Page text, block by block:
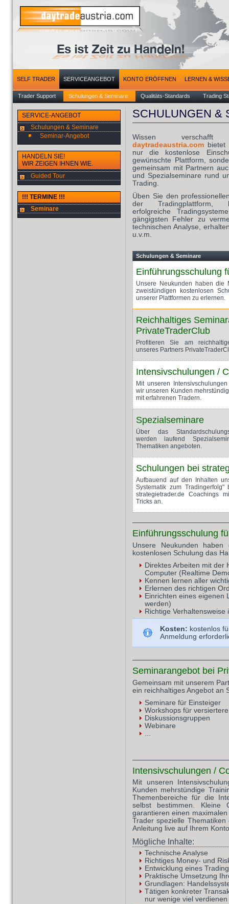
SELF TRADER SERVICEANGEBOT KONTO ERÖFFNEN LERNEN &
Trader Support Schulungen & Seminare Qualitäts-Standards Trading
SERVICE-ANGEBOT
Schulungen & Seminare
Seminar-Angebot
HANDELN SIE!
WIR ZEIGEN IHNEN WIE.
Guided Tour
!!! TERMINE !!!
Seminare
SCHULUNGEN &
Wissen verschafft
daytradeaustria.com bietet
nur die kostenlose
gewünschte Plattform,
gemeinsam mit Partnern
und Spezialseminare rund
Trading.
Üben Sie den
der Tradingplattform,
erfolgreiche
gängigsten Fehler zu
technischen Analyse,
u.v.m.
Schulungen & Seminare
Einführungsschulung
Unsere Neukunden haben die
zweistündigen kostenlosen
unserer Plattformen zu erlernen.
Reichhaltiges
PrivateTraderClub
Profitieren Sie am
unseres Partners
Intensivschulungen /
Mit unseren
wir unseren Kunden
mit erfahrenen Tradern.
Spezialseminare
Über das
werden laufend
Thematiken angeboten.
Schulungen bei
Aufbauend auf den Inhalten
Systematik zum Tradingerfolg"
strategietrader.de Coachings
Tricks an.
Einführungsschulung
Unsere Neukunden
kostenlosen Schulung das
Direktes Arbeiten mit der
Computer (Realtime
Kennen lernen aller
Erlernen des richtigen
Einrichten eines eigenen
werden)
Richtige
Kosten: kostenlos
Anmeldung
Seminarangebot bei
Gemeinsam mit unserem
ein reichhaltiges Angebot an
Seminare für Einsteiger
Workshops für
Diskussionsgruppen
Webinare
...
Intensivschulungen /
Mit unseren
Kunden mehrstündige
Themenbereiche für die
selbst bestimmen. Kleine
garantieren einen
Trader spezielle
Anleitung live auf Ihrem
Mögliche Inhalte:
Technische Analyse
Richtiges Money- und
Entwicklung eines
Praktische Umsetzung
Grundlagen:
Tätigen konkreter
nur wenige viel verdienen